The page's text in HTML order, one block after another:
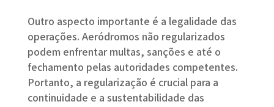
Outro aspecto importante é a legalidade das
operações. Aeródromos não regularizados
podem enfrentar multas, sanções e até o
fechamento pelas autoridades competentes.
Portanto, a regularização é crucial para a
continuidade e a sustentabilidade das